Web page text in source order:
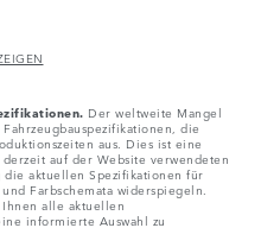
Der weltweite Mangel
die
aus. Dies ist eine
auf der Website verwendeten
aktuellen Spezifikationen für
Farbschemata widerspiegeln.
alle aktuellen
informierte Auswahl zu